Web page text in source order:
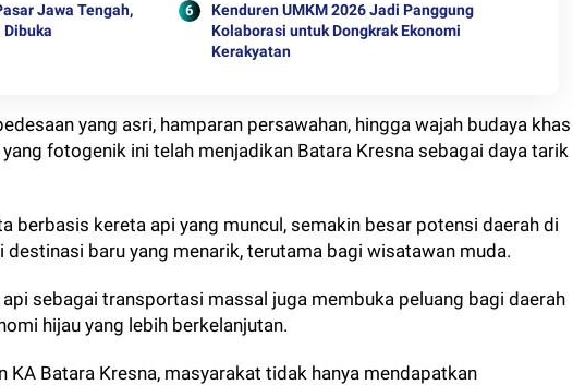
Jawa Tengah,
Dibuka
Kenduren UMKM 2026 Jadi Panggung
Kolaborasi untuk Dongkrak Ekonomi
Kerakyatan
yang asri, hamparan persawahan, hingga wajah budaya khas
fotogenik ini telah menjadikan Batara Kresna sebagai daya tarik
berbasis kereta api yang muncul, semakin besar potensi daerah di
baru yang menarik, terutama bagi wisatawan muda.
sebagai transportasi massal juga membuka peluang bagi daerah
hijau yang lebih berkelanjutan.
KA Batara Kresna, masyarakat tidak hanya mendapatkan